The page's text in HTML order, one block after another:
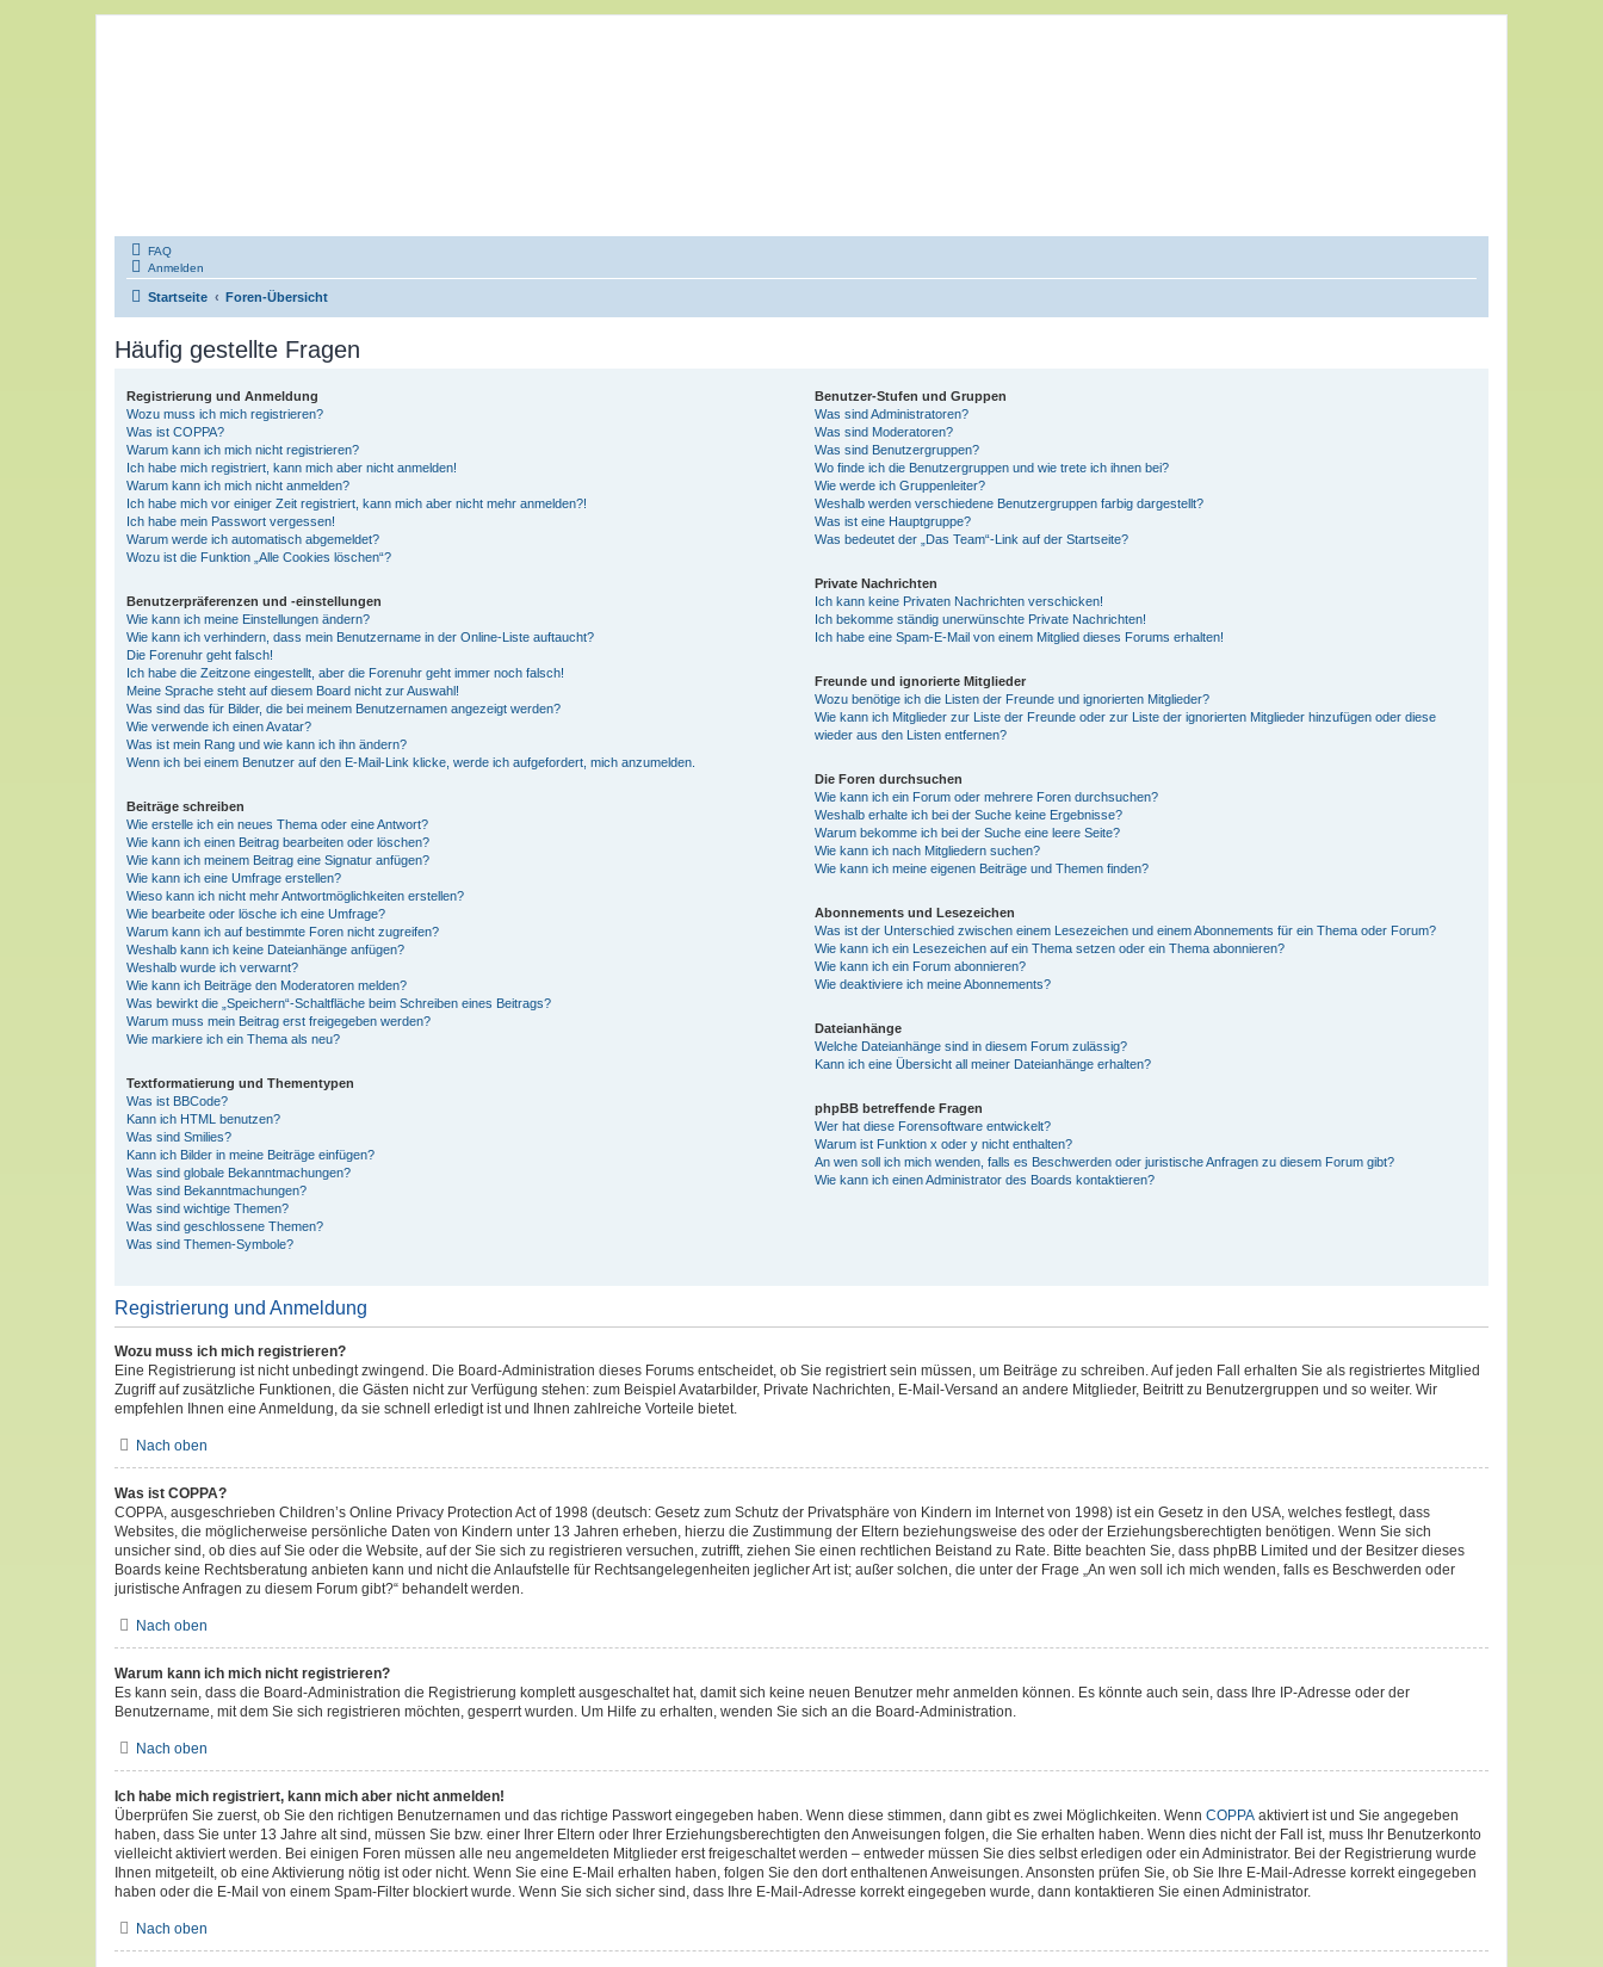
FAQ
Anmelden
Startseite Foren-Übersicht
Häufig gestellte Fragen
Registrierung und Anmeldung
Wozu muss ich mich registrieren?
Was ist COPPA?
Warum kann ich mich nicht registrieren?
Ich habe mich registriert, kann mich aber nicht anmelden!
Warum kann ich mich nicht anmelden?
Ich habe mich vor einiger Zeit registriert, kann mich aber nicht mehr anmelden?!
Ich habe mein Passwort vergessen!
Warum werde ich automatisch abgemeldet?
Wozu ist die Funktion „Alle Cookies löschen“?
Benutzerpräferenzen und -einstellungen
Wie kann ich meine Einstellungen ändern?
Wie kann ich verhindern, dass mein Benutzername in der Online-Liste auftaucht?
Die Forenuhr geht falsch!
Ich habe die Zeitzone eingestellt, aber die Forenuhr geht immer noch falsch!
Meine Sprache steht auf diesem Board nicht zur Auswahl!
Was sind das für Bilder, die bei meinem Benutzernamen angezeigt werden?
Wie verwende ich einen Avatar?
Was ist mein Rang und wie kann ich ihn ändern?
Wenn ich bei einem Benutzer auf den E-Mail-Link klicke, werde ich aufgefordert, mich anzumelden.
Beiträge schreiben
Wie erstelle ich ein neues Thema oder eine Antwort?
Wie kann ich einen Beitrag bearbeiten oder löschen?
Wie kann ich meinem Beitrag eine Signatur anfügen?
Wie kann ich eine Umfrage erstellen?
Wieso kann ich nicht mehr Antwortmöglichkeiten erstellen?
Wie bearbeite oder lösche ich eine Umfrage?
Warum kann ich auf bestimmte Foren nicht zugreifen?
Weshalb kann ich keine Dateianhänge anfügen?
Weshalb wurde ich verwarnt?
Wie kann ich Beiträge den Moderatoren melden?
Was bewirkt die „Speichern“-Schaltfläche beim Schreiben eines Beitrags?
Warum muss mein Beitrag erst freigegeben werden?
Wie markiere ich ein Thema als neu?
Textformatierung und Thementypen
Was ist BBCode?
Kann ich HTML benutzen?
Was sind Smilies?
Kann ich Bilder in meine Beiträge einfügen?
Was sind globale Bekanntmachungen?
Was sind Bekanntmachungen?
Was sind wichtige Themen?
Was sind geschlossene Themen?
Was sind Themen-Symbole?
Benutzer-Stufen und Gruppen
Was sind Administratoren?
Was sind Moderatoren?
Was sind Benutzergruppen?
Wo finde ich die Benutzergruppen und wie trete ich ihnen bei?
Wie werde ich Gruppenleiter?
Weshalb werden verschiedene Benutzergruppen farbig dargestellt?
Was ist eine Hauptgruppe?
Was bedeutet der „Das Team“-Link auf der Startseite?
Private Nachrichten
Ich kann keine Privaten Nachrichten verschicken!
Ich bekomme ständig unerwünschte Private Nachrichten!
Ich habe eine Spam-E-Mail von einem Mitglied dieses Forums erhalten!
Freunde und ignorierte Mitglieder
Wozu benötige ich die Listen der Freunde und ignorierten Mitglieder?
Wie kann ich Mitglieder zur Liste der Freunde oder zur Liste der ignorierten Mitglieder hinzufügen oder diese
wieder aus den Listen entfernen?
Die Foren durchsuchen
Wie kann ich ein Forum oder mehrere Foren durchsuchen?
Weshalb erhalte ich bei der Suche keine Ergebnisse?
Warum bekomme ich bei der Suche eine leere Seite?
Wie kann ich nach Mitgliedern suchen?
Wie kann ich meine eigenen Beiträge und Themen finden?
Abonnements und Lesezeichen
Was ist der Unterschied zwischen einem Lesezeichen und einem Abonnements für ein Thema oder Forum?
Wie kann ich ein Lesezeichen auf ein Thema setzen oder ein Thema abonnieren?
Wie kann ich ein Forum abonnieren?
Wie deaktiviere ich meine Abonnements?
Dateianhänge
Welche Dateianhänge sind in diesem Forum zulässig?
Kann ich eine Übersicht all meiner Dateianhänge erhalten?
phpBB betreffende Fragen
Wer hat diese Forensoftware entwickelt?
Warum ist Funktion x oder y nicht enthalten?
An wen soll ich mich wenden, falls es Beschwerden oder juristische Anfragen zu diesem Forum gibt?
Wie kann ich einen Administrator des Boards kontaktieren?
Registrierung und Anmeldung
Wozu muss ich mich registrieren?
Eine Registrierung ist nicht unbedingt zwingend. Die Board-Administration dieses Forums entscheidet, ob Sie registriert sein müssen, um Beiträge zu schreiben. Auf jeden Fall erhalten Sie als registriertes Mitglied
Zugriff auf zusätzliche Funktionen, die Gästen nicht zur Verfügung stehen: zum Beispiel Avatarbilder, Private Nachrichten, E-Mail-Versand an andere Mitglieder, Beitritt zu Benutzergruppen und so weiter. Wir
empfehlen Ihnen eine Anmeldung, da sie schnell erledigt ist und Ihnen zahlreiche Vorteile bietet.
Nach oben
Was ist COPPA?
COPPA, ausgeschrieben Children’s Online Privacy Protection Act of 1998 (deutsch: Gesetz zum Schutz der Privatsphäre von Kindern im Internet von 1998) ist ein Gesetz in den USA, welches festlegt, dass
Websites, die möglicherweise persönliche Daten von Kindern unter 13 Jahren erheben, hierzu die Zustimmung der Eltern beziehungsweise des oder der Erziehungsberechtigten benötigen. Wenn Sie sich
unsicher sind, ob dies auf Sie oder die Website, auf der Sie sich zu registrieren versuchen, zutrifft, ziehen Sie einen rechtlichen Beistand zu Rate. Bitte beachten Sie, dass phpBB Limited und der Besitzer dieses
Boards keine Rechtsberatung anbieten kann und nicht die Anlaufstelle für Rechtsangelegenheiten jeglicher Art ist; außer solchen, die unter der Frage „An wen soll ich mich wenden, falls es Beschwerden oder
juristische Anfragen zu diesem Forum gibt?“ behandelt werden.
Nach oben
Warum kann ich mich nicht registrieren?
Es kann sein, dass die Board-Administration die Registrierung komplett ausgeschaltet hat, damit sich keine neuen Benutzer mehr anmelden können. Es könnte auch sein, dass Ihre IP-Adresse oder der
Benutzername, mit dem Sie sich registrieren möchten, gesperrt wurden. Um Hilfe zu erhalten, wenden Sie sich an die Board-Administration.
Nach oben
Ich habe mich registriert, kann mich aber nicht anmelden!
Überprüfen Sie zuerst, ob Sie den richtigen Benutzernamen und das richtige Passwort eingegeben haben. Wenn diese stimmen, dann gibt es zwei Möglichkeiten. Wenn COPPA aktiviert ist und Sie angegeben
haben, dass Sie unter 13 Jahre alt sind, müssen Sie bzw. einer Ihrer Eltern oder Ihrer Erziehungsberechtigten den Anweisungen folgen, die Sie erhalten haben. Wenn dies nicht der Fall ist, muss Ihr Benutzerkonto
vielleicht aktiviert werden. Bei einigen Foren müssen alle neu angemeldeten Mitglieder erst freigeschaltet werden – entweder müssen Sie dies selbst erledigen oder ein Administrator. Bei der Registrierung wurde
Ihnen mitgeteilt, ob eine Aktivierung nötig ist oder nicht. Wenn Sie eine E-Mail erhalten haben, folgen Sie den dort enthaltenen Anweisungen. Ansonsten prüfen Sie, ob Sie Ihre E-Mail-Adresse korrekt eingegeben
haben oder die E-Mail von einem Spam-Filter blockiert wurde. Wenn Sie sich sicher sind, dass Ihre E-Mail-Adresse korrekt eingegeben wurde, dann kontaktieren Sie einen Administrator.
Nach oben